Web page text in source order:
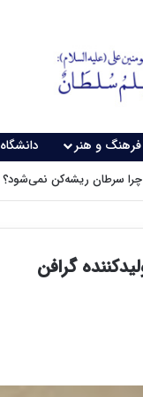
فرهنگ و هنر دانشگاه
چرا سرطان ریشه‌کن نمی‌شود؟
گرافن